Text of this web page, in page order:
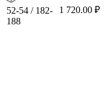
52-54 / 182-
188
1 720.00 ₽